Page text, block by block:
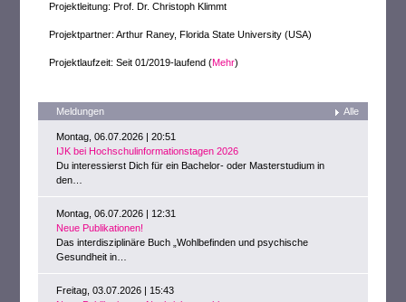
Projektleitung: Prof. Dr. Christoph Klimmt
Projektpartner: Arthur Raney, Florida State University (USA)
Projektlaufzeit: Seit 01/2019-laufend (Mehr)
Meldungen Alle
Montag, 06.07.2026 | 20:51
IJK bei Hochschulinformationstagen 2026
Du interessierst Dich für ein Bachelor- oder Masterstudium in
den…
Montag, 06.07.2026 | 12:31
Neue Publikationen!
Das interdisziplinäre Buch „Wohlbefinden und psychische
Gesundheit in…
Freitag, 03.07.2026 | 15:43